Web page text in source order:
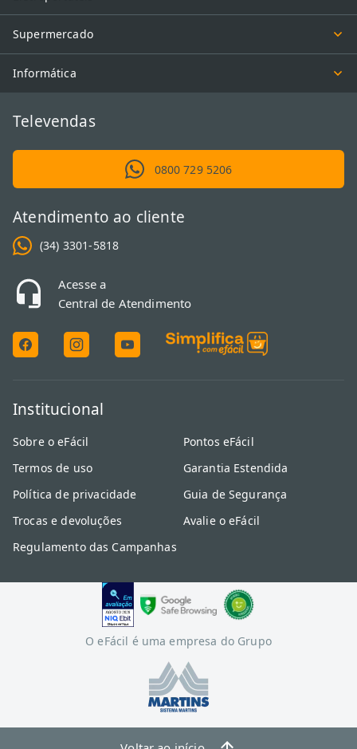
Supermercado
Informática
Televendas
0800 729 5206
Atendimento ao cliente
(34) 3301-5818
Acesse a
Central de Atendimento
Institucional
Sobre o eFácil
Termos de uso
Política de privacidade
Trocas e devoluções
Regulamento das Campanhas
Pontos eFácil
Garantia Estendida
Guia de Segurança
Avalie o eFácil
O eFácil é uma empresa do Grupo